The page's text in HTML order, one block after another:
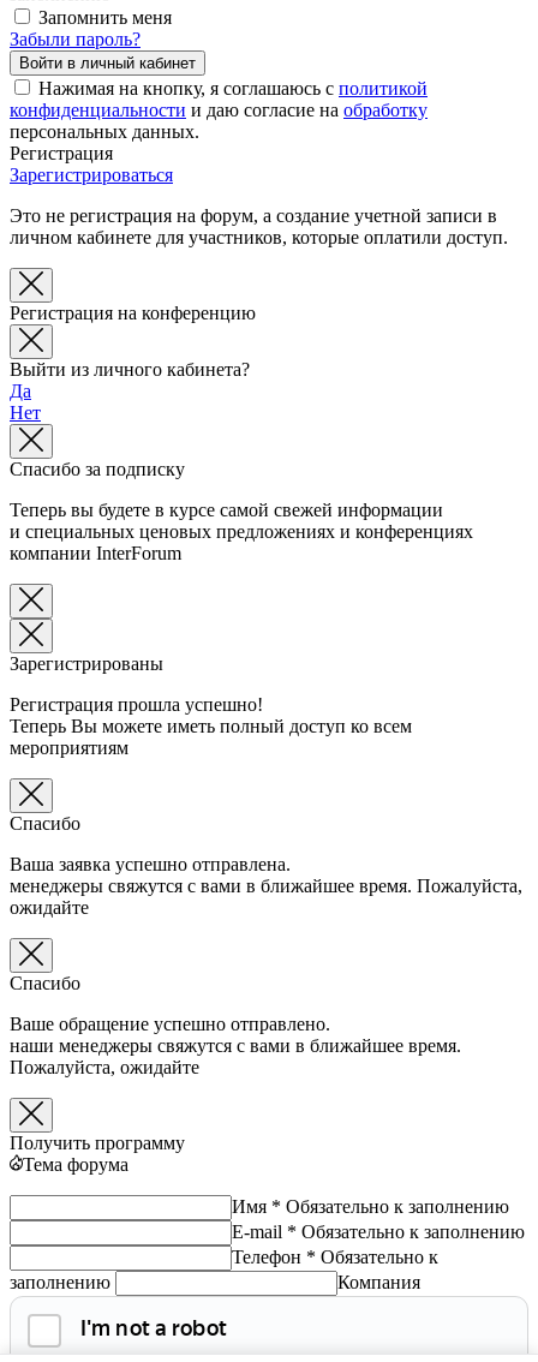
Запомнить меня
Забыли пароль?
Нажимая на кнопку, я соглашаюсь с политикой
конфиденциальности и даю согласие на обработку
персональных данных.
Регистрация
Зарегистрироваться
Это не регистрация на форум, а создание учетной записи в
личном кабинете для участников, которые оплатили доступ.
Регистрация на конференцию
Выйти из личного кабинета?
Да
Нет
Спасибо за подписку
Теперь вы будете в курсе самой свежей информации
и специальных ценовых предложениях и конференциях
компании InterForum
Зарегистрированы
Регистрация прошла успешно!
Теперь Вы можете иметь полный доступ ко всем
мероприятиям
Спасибо
Ваша заявка успешно отправлена.
менеджеры свяжутся с вами в ближайшее время. Пожалуйста,
ожидайте
Спасибо
Ваше обращение успешно отправлено.
наши менеджеры свяжутся с вами в ближайшее время.
Пожалуйста, ожидайте
Получить программу
Тема форума
Имя * Обязательно к заполнению
E-mail * Обязательно к заполнению
Телефон * Обязательно к
заполнению
Компания